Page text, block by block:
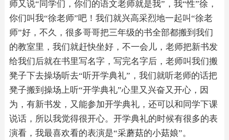
师又说“同学们，你们的语文老师就是我”，我“性”徐，
你们叫我“徐老师”吧！我们就兴高采烈地一起叫“徐老
师”好，不久，很多哥哥把三年级的书全部都搬到我们
的教室里，我们就赶快坐好，不一会儿，老师把新书发
给我们后就在书里写名字，写完名字后，老师叫我们搬
凳子下去操场听去“听开学典礼”，我们就听老师的话把
凳子搬到操场上听“开学典礼”心里又兴奋又开心，因
为，有新书发，又能参加开学典礼，还可以和同学下课
说话，所以我觉得很开心。开学典礼的时候有很多的表
演看，我最喜欢看的表演是“采蘑菇的小菇娘”。